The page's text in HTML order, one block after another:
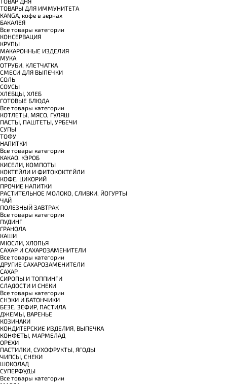
TОВАРЫ ДЛЯ ИММУНИТЕТА
КANGA, кофе в зернах
БАКАЛЕЯ
Все товары категории
КОНСЕРВАЦИЯ
КРУПЫ
МАКАРОННЫЕ ИЗДЕЛИЯ
МУКА
ОТРУБИ, КЛЕТЧАТКА
СМЕСИ ДЛЯ ВЫПЕЧКИ
СОЛЬ
СОУСЫ
ХЛЕБЦЫ, ХЛЕБ
ГОТОВЫЕ БЛЮДА
Все товары категории
КОТЛЕТЫ, МЯСО, ГУЛЯШ
ПАСТЫ, ПАШТЕТЫ, УРБЕЧИ
СУПЫ
ТОФУ
НАПИТКИ
Все товары категории
КАКАО, КЭРОБ
КИСЕЛИ, КОМПОТЫ
КОКТЕЙЛИ И ФИТОКОКТЕЙЛИ
КОФЕ, ЦИКОРИЙ
ПРОЧИЕ НАПИТКИ
РАСТИТЕЛЬНОЕ МОЛОКО, СЛИВКИ, ЙОГУРТЫ
ЧАЙ
ПОЛЕЗНЫЙ ЗАВТРАК
Все товары категории
ПУДИНГ
ГРАНОЛА
КАШИ
МЮСЛИ, ХЛОПЬЯ
САХАР И САХАРОЗАМЕНИТЕЛИ
Все товары категории
ДРУГИЕ САХАРОЗАМЕНИТЕЛИ
САХАР
СИРОПЫ И ТОППИНГИ
СЛАДОСТИ И СНЕКИ
Все товары категории
СНЭКИ И БАТОНЧИКИ
БЕЗЕ, ЗЕФИР, ПАСТИЛА
ДЖЕМЫ, ВАРЕНЬЕ
КОЗИНАКИ
КОНДИТЕРСКИЕ ИЗДЕЛИЯ, ВЫПЕЧКА
КОНФЕТЫ, МАРМЕЛАД
ОРЕХИ
ПАСТИЛКИ, СУХОФРУКТЫ, ЯГОДЫ
ЧИПСЫ, СНЕКИ
ШОКОЛАД
СУПЕРФУДЫ
Все товары категории